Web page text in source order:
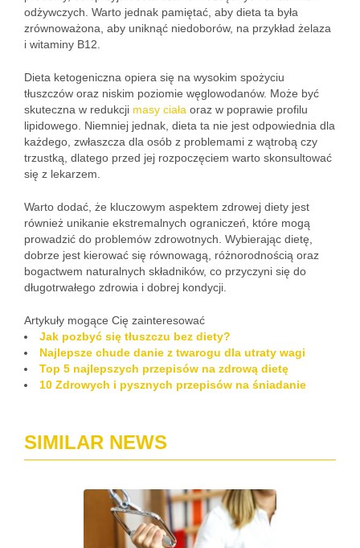
odżywczych. Warto jednak pamiętać, aby dieta ta była
zrównoważona, aby uniknąć niedoborów, na przykład żelaza
i witaminy B12.
Dieta ketogeniczna opiera się na wysokim spożyciu
tłuszczów oraz niskim poziomie węglowodanów. Może być
skuteczna w redukcji masy ciała oraz w poprawie profilu
lipidowego. Niemniej jednak, dieta ta nie jest odpowiednia dla
każdego, zwłaszcza dla osób z problemami z wątrobą czy
trzustką, dlatego przed jej rozpoczęciem warto skonsultować
się z lekarzem.
Warto dodać, że kluczowym aspektem zdrowej diety jest
również unikanie ekstremalnych ograniczeń, które mogą
prowadzić do problemów zdrowotnych. Wybierając dietę,
dobrze jest kierować się równowagą, różnorodnością oraz
bogactwem naturalnych składników, co przyczyni się do
długotrwałego zdrowia i dobrej kondycji.
Artykuły mogące Cię zainteresować
Jak pozbyć się tłuszczu bez diety?
Najlepsze chude danie z twarogu dla utraty wagi
Top 5 najlepszych przepisów na zdrową dietę
10 Zdrowych i pysznych przepisów na śniadanie
SIMILAR NEWS